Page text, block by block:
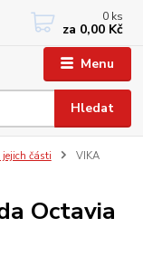
Menu
Hledat
+420 733767377
PO-PÁ: 8 - 12, 13 - 17
0 ks
za 0,00 Kč
jejich části
VIKA
Octavia